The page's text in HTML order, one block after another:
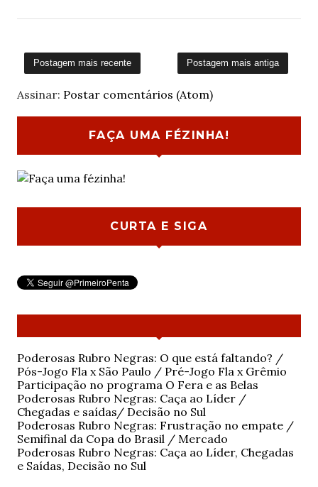
Postagem mais recente Postagem mais antiga
Assinar: Postar comentários (Atom)
FAÇA UMA FÉZINHA!
CURTA E SIGA
Poderosas Rubro Negras: O que está faltando? /
Pós-Jogo Fla x São Paulo / Pré-Jogo Fla x Grêmio
Participação no programa O Fera e as Belas
Poderosas Rubro Negras: Caça ao Líder /
Chegadas e saídas/ Decisão no Sul
Poderosas Rubro Negras: Frustração no empate /
Semifinal da Copa do Brasil / Mercado
Poderosas Rubro Negras: Caça ao Líder, Chegadas
e Saídas, Decisão no Sul